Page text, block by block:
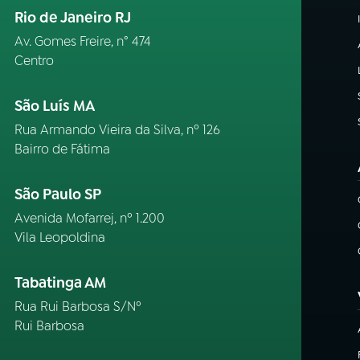
Rio de Janeiro RJ
Av. Gomes Freire, n° 474
Centro
São Luís MA
Rua Armando Vieira da Silva, nº 126
Bairro de Fátima
São Paulo SP
Avenida Mofarrej, nº 1.200
Vila Leopoldina
Tabatinga AM
Rua Rui Barbosa S/Nº
Rui Barbosa